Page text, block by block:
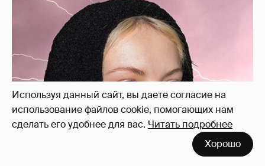
Используя данный сайт, вы даете согласие на
использование файлов cookie, помогающих нам
сделать его удобнее для вас. Читать подробнее
Хорошо